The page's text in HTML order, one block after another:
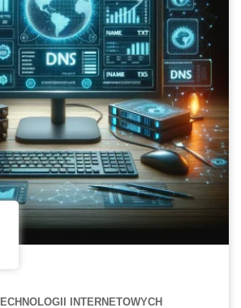
INTERNETOWYCH